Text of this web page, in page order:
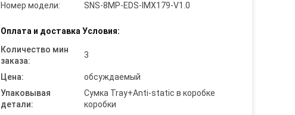
Номер модели:
SNS-8MP-EDS-IMX179-V1.0
Оплата и доставка Условия:
Количество мин
заказа:
3
Цена:
обсуждаемый
Упаковывая
детали:
Сумка Tray+Anti-static в коробке
коробки